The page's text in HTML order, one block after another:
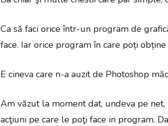
Ca să faci orice într-un program de
face. Iar orice program în care poți
E cineva care n-a auzit de Photoshop
Am văzut la moment dat, undeva pe
acţiuni pe care le poţi face in program.